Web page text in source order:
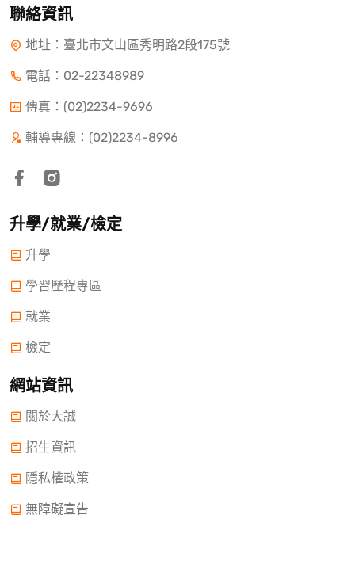
聯絡資訊
地址：臺北市文山區秀明路2段175號
電話： 02-22348989
傳真：(02)2234-9696
輔導專線：(02)2234-8996
升學/就業/檢定
升學
學習歷程專區
就業
檢定
網站資訊
關於大誠
招生資訊
隱私權政策
無障礙宣告